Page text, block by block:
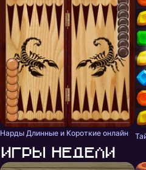
Нарды Длинные и Короткие онлайн
Игры недели